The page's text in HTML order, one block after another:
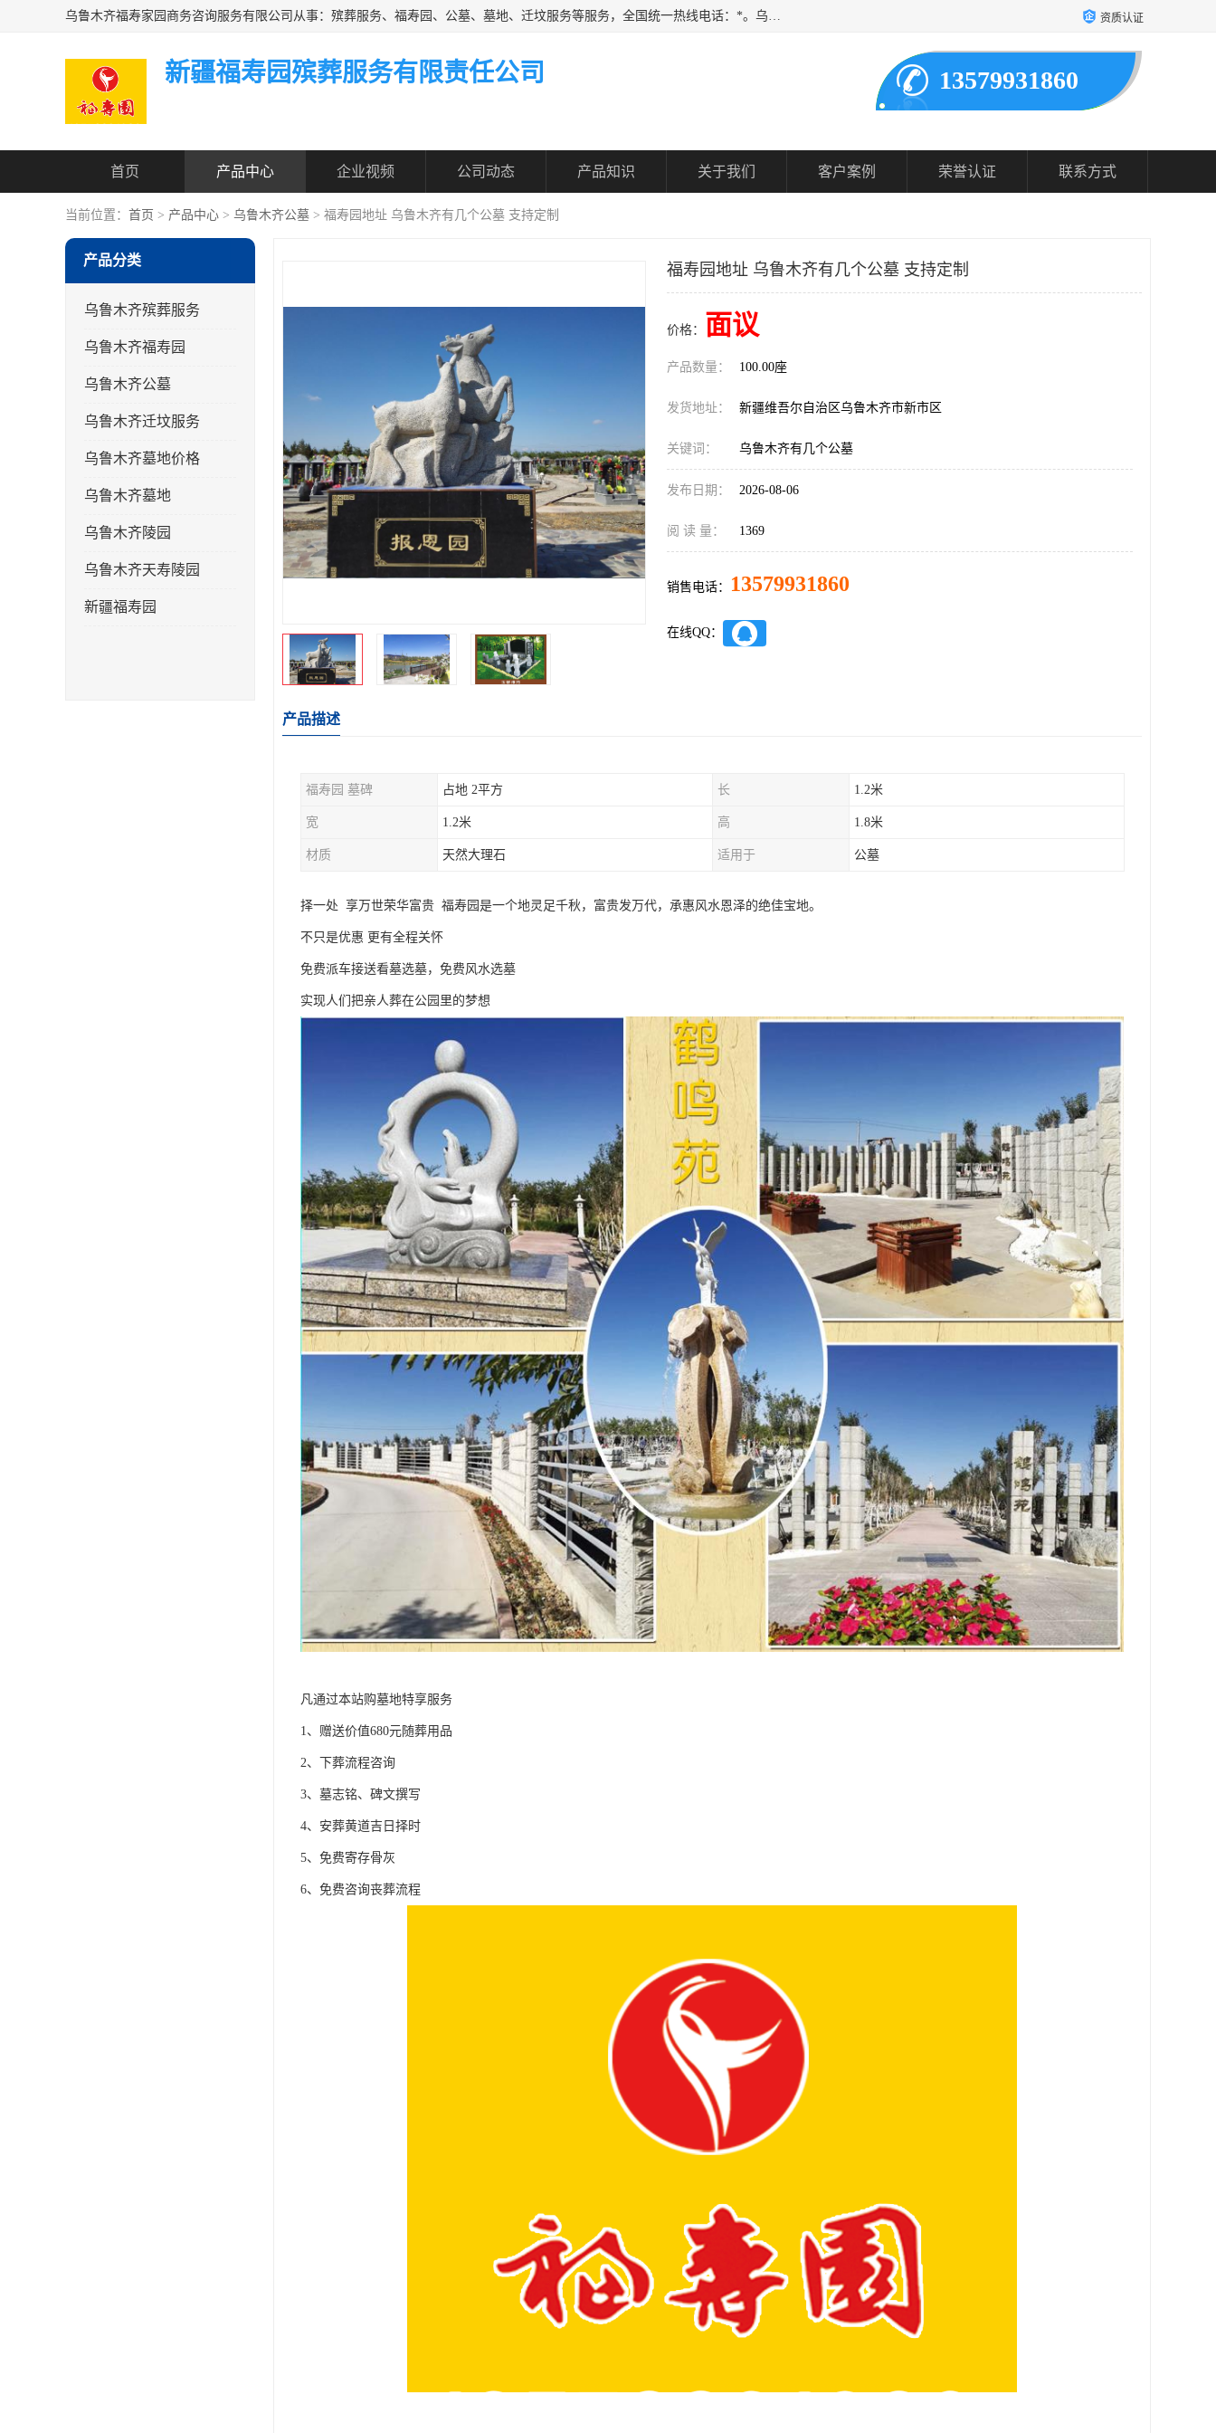
乌鲁木齐福寿家园商务咨询服务有限公司从事：殡葬服务、福寿园、公墓、墓地、迁坟服务等服务，全国统一热线电话：*。乌鲁木齐福寿家园商务咨询服务有限公司提供多种一条龙服务套餐，满足各阶层的实际需求。实实在在做到省心、省力、省钱。 资质认证
新疆福寿园殡葬服务有限责任公司 13579931860
首页 产品中心 企业视频 公司动态 产品知识 关于我们 客户案例 荣誉认证 联系方式
当前位置： 首页 > 产品中心 > 乌鲁木齐公墓 > 福寿园地址 乌鲁木齐有几个公墓 支持定制
产品分类
乌鲁木齐殡葬服务
乌鲁木齐福寿园
乌鲁木齐公墓
乌鲁木齐迁坟服务
乌鲁木齐墓地价格
乌鲁木齐墓地
乌鲁木齐陵园
乌鲁木齐天寿陵园
新疆福寿园
福寿园地址 乌鲁木齐有几个公墓 支持定制
价格： 面议
产品数量： 100.00座
发货地址： 新疆维吾尔自治区乌鲁木齐市新市区
关键词： 乌鲁木齐有几个公墓
发布日期： 2026-08-06
阅 读 量： 1369
销售电话： 13579931860
在线QQ：
产品描述
福寿园 墓碑 占地 2平方 长 1.2米
宽 1.2米 高 1.8米
材质 天然大理石 适用于 公墓
择一处 享万世荣华富贵 福寿园是一个地灵足千秋，富贵发万代，承惠风水恩泽的绝佳宝地。
不只是优惠 更有全程关怀
免费派车接送看墓选墓，免费风水选墓
实现人们把亲人葬在公园里的梦想
凡通过本站购墓地特享服务
1、赠送价值680元随葬用品
2、下葬流程咨询
3、墓志铭、碑文撰写
4、安葬黄道吉日择时
5、免费寄存骨灰
6、免费咨询丧葬流程